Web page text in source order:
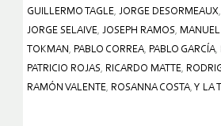
GUILLERMO TAGLE, JORGE DESORMEAUX,
JORGE SELAIVE, JOSEPH RAMOS,
TOKMAN , PABLO CORREA, PABLO GARCÍA,
PATRICIO ROJAS, RICARDO MATTE,
RAMÓN VALENTE, ROSANNA COSTA, Y LA